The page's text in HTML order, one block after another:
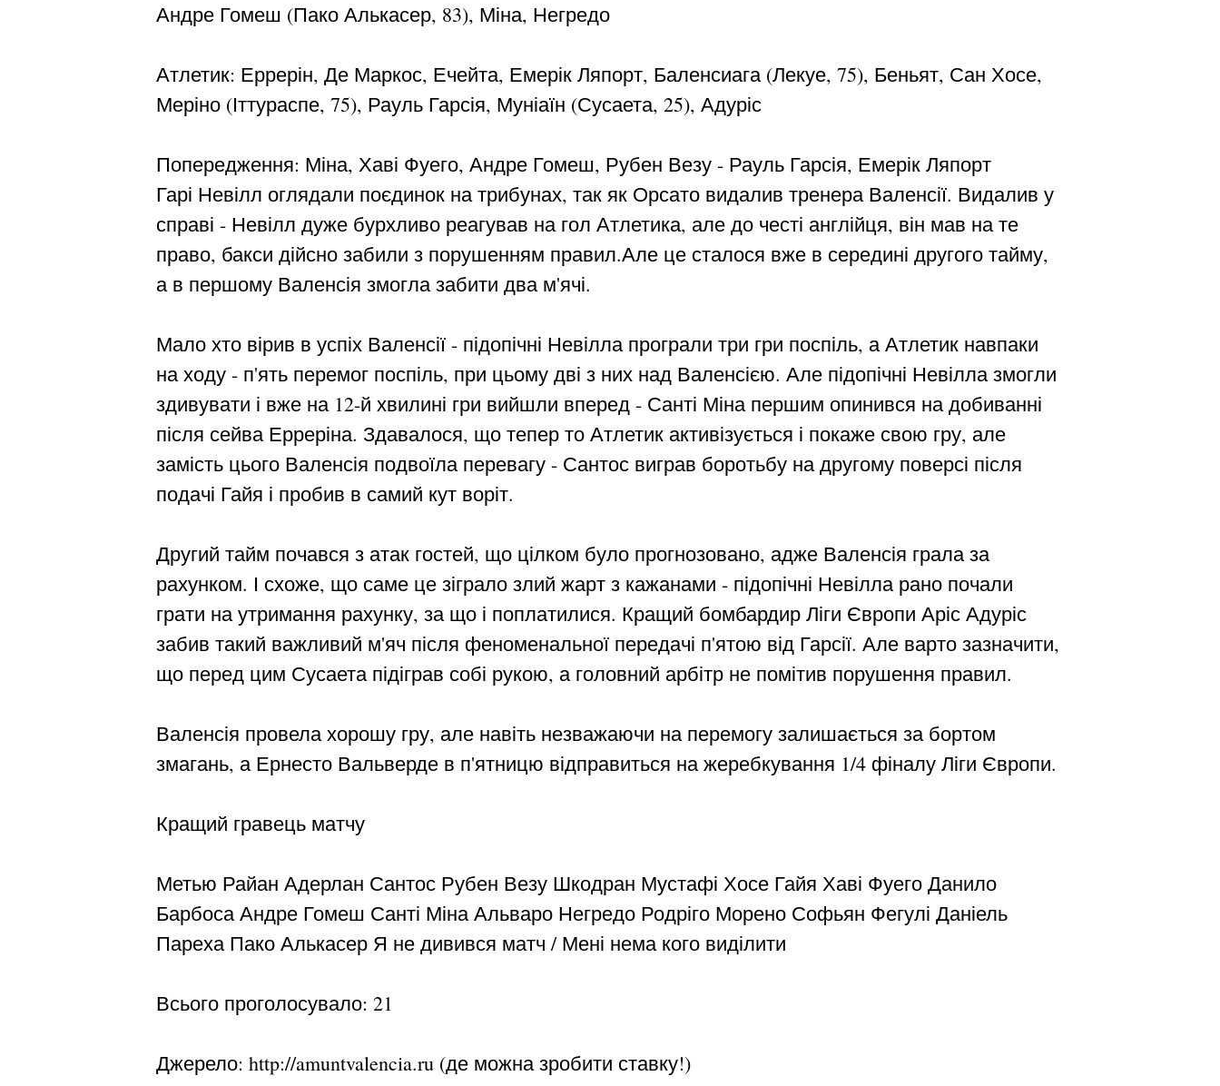
Андре Гомеш (Пако Алькасер, 83), Міна, Негредо
Атлетик: Еррерін, Де Маркос, Ечейта, Емерік Ляпорт, Баленсиага (Лекуе, 75), Беньят, Сан Хосе,
Меріно (Іттураспе, 75), Рауль Гарсія, Муніаїн (Сусаета, 25), Адуріс
Попередження: Міна, Хаві Фуего, Андре Гомеш, Рубен Везу - Рауль Гарсія, Емерік Ляпорт
Гарі Невілл оглядали поєдинок на трибунах, так як Орсато видалив тренера Валенсії. Видалив у
справі - Невілл дуже бурхливо реагував на гол Атлетика, але до честі англійця, він мав на те
право, бакси дійсно забили з порушенням правил.Але це сталося вже в середині другого тайму,
а в першому Валенсія змогла забити два м'ячі.
Мало хто вірив в успіх Валенсії - підопічні Невілла програли три гри поспіль, а Атлетик навпаки
на ходу - п'ять перемог поспіль, при цьому дві з них над Валенсією. Але підопічні Невілла змогли
здивувати і вже на 12-й хвилині гри вийшли вперед - Санті Міна першим опинився на добиванні
після сейва Ерреріна. Здавалося, що тепер то Атлетик активізується і покаже свою гру, але
замість цього Валенсія подвоїла перевагу - Сантос виграв боротьбу на другому поверсі після
подачі Гайя і пробив в самий кут воріт.
Другий тайм почався з атак гостей, що цілком було прогнозовано, адже Валенсія грала за
рахунком. І схоже, що саме це зіграло злий жарт з кажанами - підопічні Невілла рано почали
грати на утримання рахунку, за що і поплатилися. Кращий бомбардир Ліги Європи Аріс Адуріс
забив такий важливий м'яч після феноменальної передачі п'ятою від Гарсії. Але варто зазначити,
що перед цим Сусаета підіграв собі рукою, а головний арбітр не помітив порушення правил.
Валенсія провела хорошу гру, але навіть незважаючи на перемогу залишається за бортом
змагань, а Ернесто Вальверде в п'ятницю відправиться на жеребкування 1/4 фіналу Ліги Європи.
Кращий гравець матчу
Метью Райан Адерлан Сантос Рубен Везу Шкодран Мустафі Хосе Гайя Хаві Фуего Данило
Барбоса Андре Гомеш Санті Міна Альваро Негредо Родріго Морено Софьян Фегулі Даніель
Пареха Пако Алькасер Я не дивився матч / Мені нема кого виділити
Всього проголосувало: 21
Джерело: http://amuntvalencia.ru (де можна зробити ставку!)